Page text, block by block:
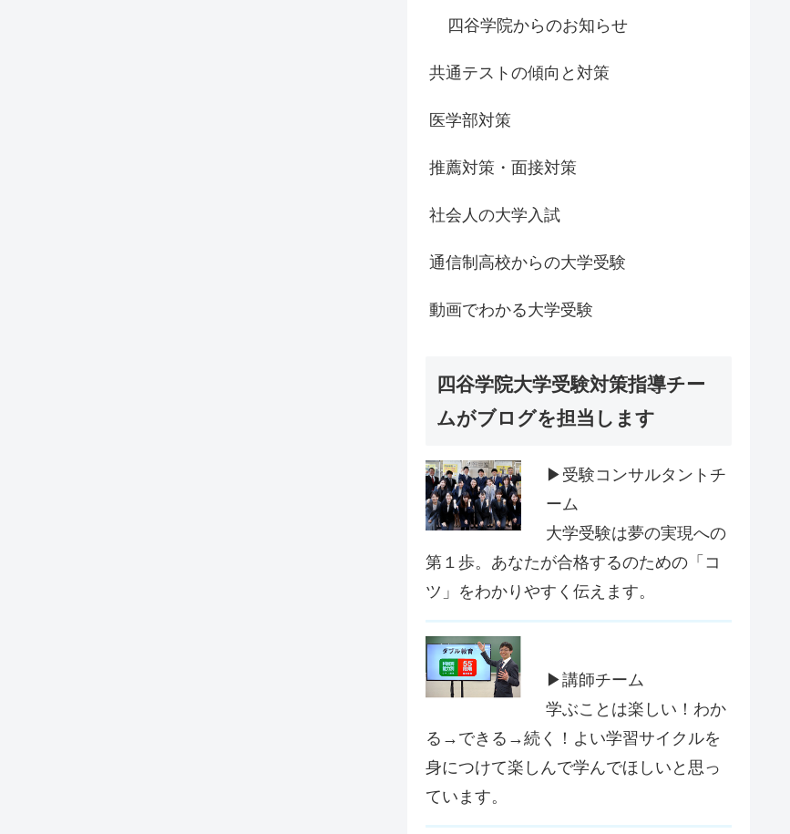
四谷学院からのお知らせ
共通テストの傾向と対策
医学部対策
推薦対策・面接対策
社会人の大学入試
通信制高校からの大学受験
動画でわかる大学受験
四谷学院大学受験対策指導チー
ムがブログを担当します
▶受験コンサルタントチ
ーム
大学受験は夢の実現への
第１歩。あなたが合格するのための「コ
ツ」をわかりやすく伝えます。
▶講師チーム
学ぶことは楽しい！わか
る→できる→続く！よい学習サイクルを
身につけて楽しんで学んでほしいと思っ
ています。